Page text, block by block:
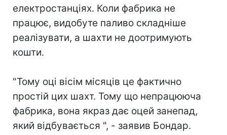
електростанціях. Коли фабрика не
працює, видобуте паливо складніше
реалізувати, а шахти не доотримують
кошти.
"Тому оці вісім місяців це фактично
простій цих шахт. Тому що непрацююча
фабрика, вона якраз дає оцей занепад,
який відбувається ", - заявив Бондар.